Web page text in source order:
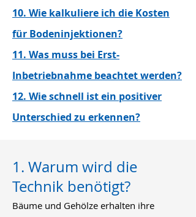
10. Wie kalkuliere ich die Kosten
für Bodeninjektionen?
11. Was muss bei Erst-
Inbetriebnahme beachtet werden?
12. Wie schnell ist ein positiver
Unterschied zu erkennen?
1. Warum wird die
Technik benötigt?
Bäume und Gehölze erhalten ihre